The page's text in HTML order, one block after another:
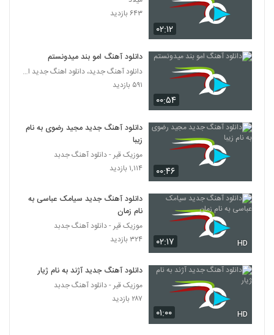
دانلود آهنگ آصف آریا پایتم من (رمیکس)
موزیک زیبای عشق بی قرار من از امیر حافظ
رضا رسا آهنگ دلتنگی
موزیک زیبای جذاب (رمیکس) از فرزاد فرزین
۱,۰۲۴ بازدید
محمد غدیری آهنگ دیدی چی شد
2768
دانلود آهنگ محمد ذاکر حسین ای چرخ
2769
دانلود آهنگ جدید و زیبای رامین بی باک با نام
فرصت
۴۳۲ بازدید
۰۲:۱۲
۶۴۳ بازدید
۰۰:۵۴
دانلود آهنگ امو بند میدونستم
دانلود آهنگ جدید، دانلود اهنگ جدید ایرانی
۵۹۱ بازدید
۰۰:۴۶
دانلود آهنگ جدید مجید رضوی به نام
زیبا
موزیک قیر - دانلود آهنگ جدبد
۱,۱۱۴ بازدید
۰۲:۱۷ HD
دانلود آهنگ جدید سیامک عباسی به
نام زمان
موزیک قیر - دانلود آهنگ جدبد
۳۲۴ بازدید
۰۱:۰۰ HD
دانلود آهنگ جدید آژند به نام ژیار
موزیک قیر - دانلود آهنگ جدبد
۲۸۷ بازدید